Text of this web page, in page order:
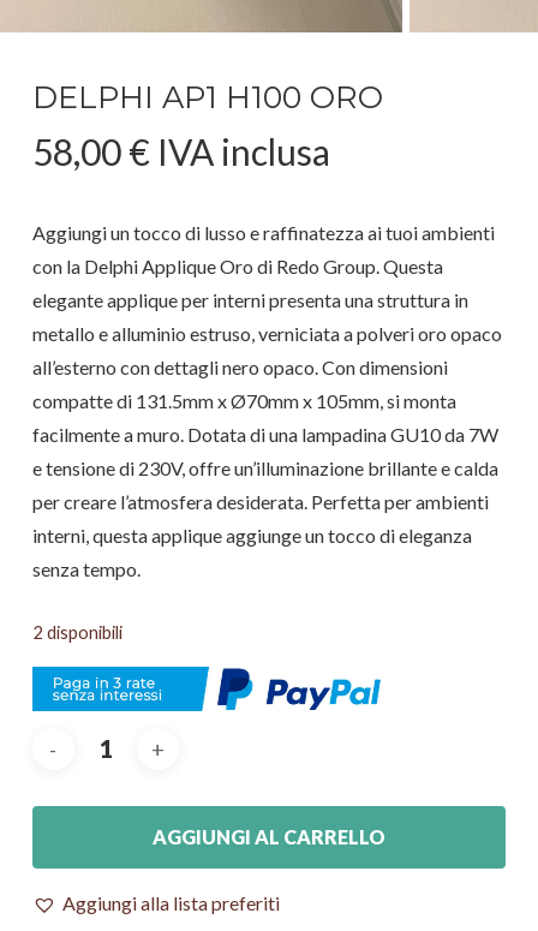
DELPHI AP1 H100 ORO
58,00€ IVA inclusa
Aggiungi un tocco di lusso e raffinatezza ai tuoi ambienti
con la Delphi Applique Oro di Redo Group. Questa
elegante applique per interni presenta una struttura in
metallo e alluminio estruso, verniciata a polveri oro opaco
all’esterno con dettagli nero opaco. Con dimensioni
compatte di 131.5mm x Ø70mm x 105mm, si monta
facilmente a muro. Dotata di una lampadina GU10 da 7W
e tensione di 230V, offre un’illuminazione brillante e calda
per creare l’atmosfera desiderata. Perfetta per ambienti
interni, questa applique aggiunge un tocco di eleganza
senza tempo.
2 disponibili
AGGIUNGI AL CARRELLO
Aggiungi alla lista preferiti